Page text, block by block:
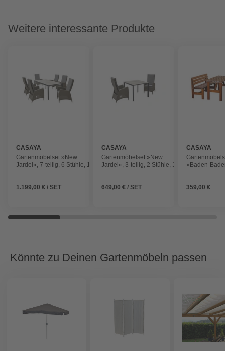
Weitere interessante Produkte
CASAYA
Gartenmöbelset »New
Jardel«, 7-teilig, 6 Stühle, 1
grau
1.199,00 € / SET
CASAYA
Gartenmöbelset »New
Jardel«, 3-teilig, 2 Stühle, 1
grau
649,00 € / SET
CASAYA
»Baden-
braun
359,00 €
Könnte zu Deinen Gartenmöbeln passen